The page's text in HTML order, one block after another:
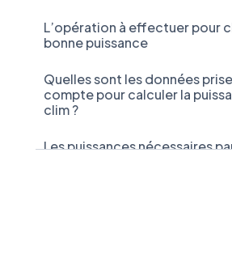
L’opération à effectuer pour
bonne puissance
Quelles sont les données
compte pour calculer la
clim ?
Les puissances nécessaires